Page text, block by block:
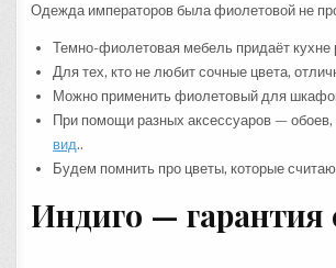
Одежда императоров была фиолетовой не
Темно-фиолетовая мебель придаёт
Для тех, кто не любит сочные цвета,
Можно применить фиолетовый для
При помощи разных аксессуаров — обоев,
вид..
Будем помнить про цветы, которые
Индиго — гарантия